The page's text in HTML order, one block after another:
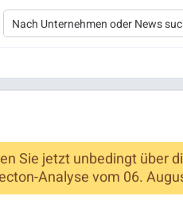
Sie jetzt unbedingt über
Analyse vom 06.